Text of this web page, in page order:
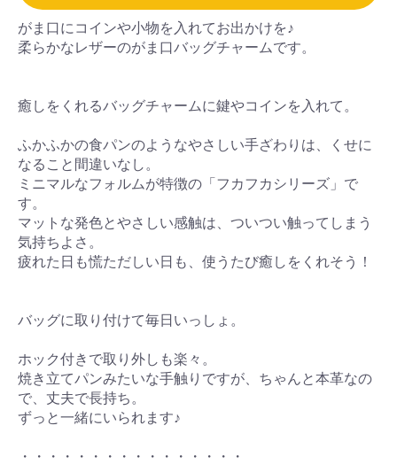
がま口にコインや小物を入れてお出かけを♪
柔らかなレザーのがま口バッグチャームです。
癒しをくれるバッグチャームに鍵やコインを入れて。
ふかふかの食パンのようなやさしい手ざわりは、くせに
なること間違いなし。
ミニマルなフォルムが特徴の「フカフカシリーズ」で
す。
マットな発色とやさしい感触は、ついつい触ってしまう
気持ちよさ。
疲れた日も慌ただしい日も、使うたび癒しをくれそう！
バッグに取り付けて毎日いっしょ。
ホック付きで取り外しも楽々。
焼き立てパンみたいな手触りですが、ちゃんと本革なの
で、丈夫で長持ち。
ずっと一緒にいられます♪
・・・・・・・・・・・・・・・・